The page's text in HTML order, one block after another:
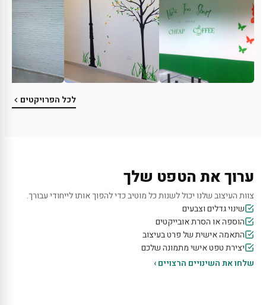
לכל הפרויקטים
ערוך את הטפט שלך
צוות העיצוב שלנו יכול לשנות כל מוטיב כדי להפוך אותו לייחודי עבורך.
שינוי גדלים וצבעים
הוספה או הסרת אובייקטים
התאמה אישית של פרט בעיצוב
יצירת טפט אישי מתמונה שלכם
שלחו את השינויים הרצויים ›